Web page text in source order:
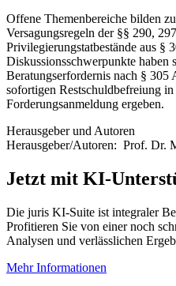
Offene Themenbereiche bilden
Versagungsregeln der §§ 290,
Privilegierungstatbestände aus §
Diskussionsschwerpunkte haben
Beratungserfordernis nach § 305
sofortigen Restschuldbefreiung
Forderungsanmeldung ergeben.
Herausgeber und Autoren
Herausgeber/Autoren: Prof. Dr.
Jetzt mit KI-
Die juris KI-Suite ist integraler
Profitieren Sie von einer noch
Analysen und verlässlichen
Mehr Informationen